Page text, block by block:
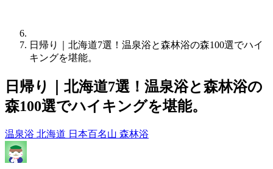
日帰り｜北海道7選！温泉浴と森林浴の森100選でハイ
キングを堪能。
日帰り｜北海道7選！温泉浴と森林浴の
森100選でハイキングを堪能。
温泉浴 北海道 日本百名山 森林浴